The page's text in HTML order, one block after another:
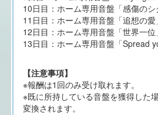
10日目：ホーム専用音盤「感傷の
11日目：ホーム専用音盤「追想の愛
12日目：ホーム専用音盤「世界一位
13日目：ホーム専用音盤「Spread
【注意事項】
※報酬は1回のみ受け取れます。
※既に所持している音盤を獲得した
変換されます。